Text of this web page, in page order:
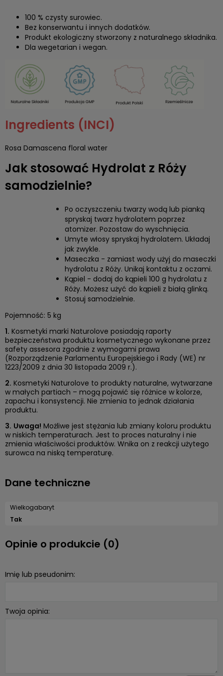
100 % czysty surowiec.
Bez konserwantu i innych dodatków.
Produkt ekologiczny stworzony z naturalnego składnika.
Dla wegetarian i wegan.
Ingredients (INCI)
Rosa Damascena floral water
Jak stosować Hydrolat z Róży
samodzielnie?
Po oczyszczeniu twarzy wodą lub pianką
spryskaj twarz hydrolatem poprzez
atomizer. Pozostaw do wyschnięcia.
Umyte włosy spryskaj hydrolatem. Układaj
jak zwykle.
Maseczka - zamiast wody użyj do maseczki
hydrolatu z Róży. Unikaj kontaktu z oczami.
Kąpiel - dodaj do kąpieli 100 g hydrolatu z
Róży. Możesz użyć do kąpieli z białą glinką.
Stosuj samodzielnie.
Pojemność: 5 kg
1. Kosmetyki marki Naturolove posiadają raporty
bezpieczeństwa produktu kosmetycznego wykonane przez
safety assesora zgodnie z wymogami prawa
(Rozporządzenie Parlamentu Europejskiego i Rady (WE) nr
1223/2009 z dnia 30 listopada 2009 r.).
2. Kosmetyki Naturolove to produkty naturalne, wytwarzane
w małych partiach – mogą pojawić się różnice w kolorze,
zapachu i konsystencji. Nie zmienia to jednak działania
produktu.
3. Uwaga! Możliwe jest stężania lub zmiany koloru produktu
w niskich temperaturach. Jest to proces naturalny i nie
zmienia właściwości produktów. Wnika on z reakcji użytego
surowca na niską temperaturę.
Dane techniczne
Wielkogabaryt
Tak
Opinie o produkcie (0)
Imię lub pseudonim:
Twoja opinia: